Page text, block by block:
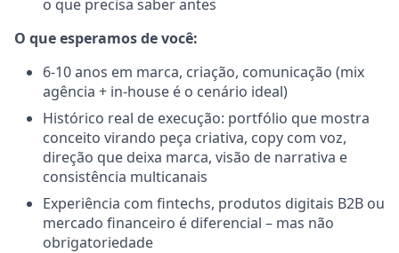
o que precisa saber antes
O que esperamos de você:
6-10 anos em marca, criação, comunicação (mix
agência + in-house é o cenário ideal)
Histórico real de execução: portfólio que mostra
conceito virando peça criativa, copy com voz,
direção que deixa marca, visão de narrativa e
consistência multicanais
Experiência com fintechs, produtos digitais B2B ou
mercado financeiro é diferencial – mas não
obrigatoriedade